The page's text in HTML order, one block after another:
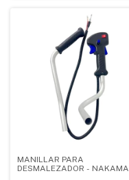
MANILLAR PARA
DESMALEZADOR - NAKAMA